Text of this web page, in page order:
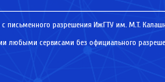
письменного разрешения ИжГТУ им. М.Т.
любыми сервисами без официального